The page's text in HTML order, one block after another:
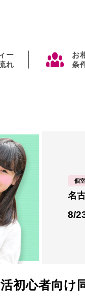
ー
れ
お
条
8/
個
名
初心者向